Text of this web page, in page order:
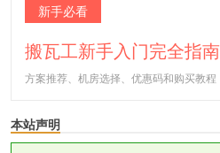
新手必看
搬瓦工新手入门完全指南
方案推荐、机房选择、优惠码和购买教程
本站声明